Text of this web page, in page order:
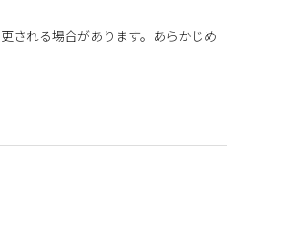
される場合があります。あらかじめ